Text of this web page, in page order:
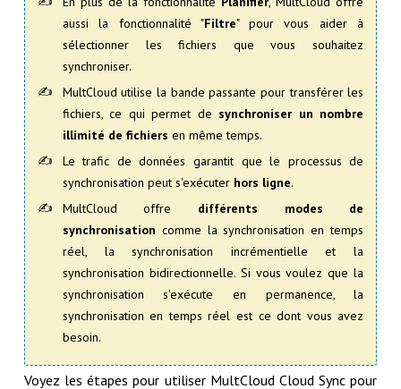
aussi la fonctionnalité "Filtre" pour vous aider à
sélectionner les fichiers que vous souhaitez
synchroniser.
MultCloud utilise la bande passante pour transférer les
fichiers, ce qui permet de synchroniser un nombre
illimité de fichiers en même temps.
Le trafic de données garantit que le processus de
synchronisation peut s'exécuter hors ligne.
MultCloud offre différents modes de
synchronisation comme la synchronisation en temps
réel, la synchronisation incrémentielle et la
synchronisation bidirectionnelle. Si vous voulez que la
synchronisation s'exécute en permanence, la
synchronisation en temps réel est ce dont vous avez
besoin.
Voyez les étapes pour utiliser MultCloud Cloud Sync pour